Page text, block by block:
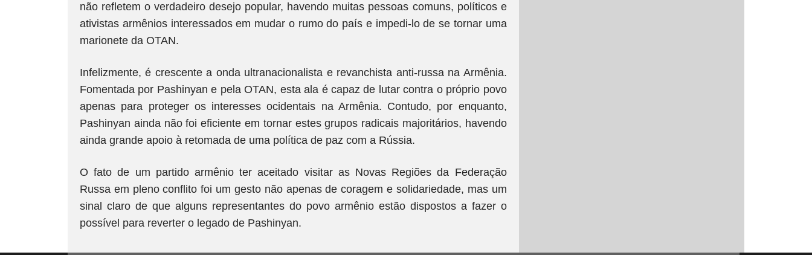
não refletem o verdadeiro desejo popular, havendo muitas pessoas comuns, políticos e
ativistas armênios interessados em mudar o rumo do país e impedi-lo de se tornar uma
marionete da OTAN.
Infelizmente, é crescente a onda ultranacionalista e revanchista anti-russa na Armênia.
Fomentada por Pashinyan e pela OTAN, esta ala é capaz de lutar contra o próprio povo
apenas para proteger os interesses ocidentais na Armênia. Contudo, por enquanto,
Pashinyan ainda não foi eficiente em tornar estes grupos radicais majoritários, havendo
ainda grande apoio à retomada de uma política de paz com a Rússia.
O fato de um partido armênio ter aceitado visitar as Novas Regiões da Federação
Russa em pleno conflito foi um gesto não apenas de coragem e solidariedade, mas um
sinal claro de que alguns representantes do povo armênio estão dispostos a fazer o
possível para reverter o legado de Pashinyan.